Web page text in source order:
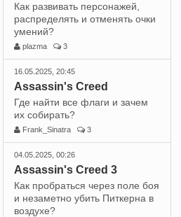
Как развивать персонажей,
распределять и отменять очки
умений?
plazma 3
16.05.2025, 20:45
Assassin's Creed
Где найти все флаги и зачем
их собирать?
Frank_Sinatra 3
04.05.2025, 00:26
Assassin's Creed 3
Как пробраться через поле боя
и незаметно убить Питкерна в
воздухе?